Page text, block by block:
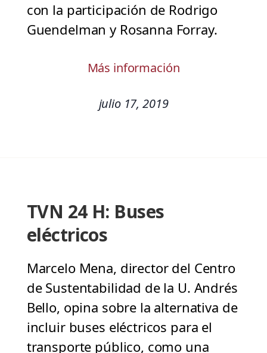
con la participación de Rodrigo
Guendelman y Rosanna Forray.
Más información
julio 17, 2019
TVN 24 H: Buses
eléctricos
Marcelo Mena, director del Centro
de Sustentabilidad de la U. Andrés
Bello, opina sobre la alternativa de
incluir buses eléctricos para el
transporte público, como una